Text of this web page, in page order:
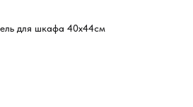
для шкафа 40х44см